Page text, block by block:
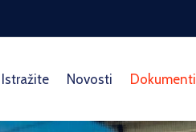
Istražite Novosti Dokumenti